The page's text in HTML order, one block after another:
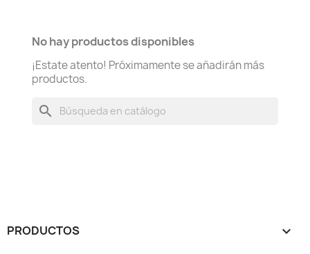
No hay productos disponibles
¡Estate atento! Próximamente se añadirán más
productos.
search
PRODUCTOS 